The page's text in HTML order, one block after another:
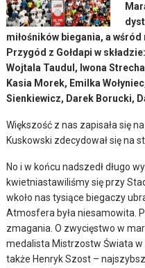
miłośników biegania, a
Przygód z Gołdapi w składzie:
Wojtala Taudul, Iwona
Kasia Morek, Emilka
Sienkiewicz, Darek Borucki,
Większość z nas zapisała się
Kuskowski zdecydował się na
No i w końcu nadszedł długo
kwietniastawiliśmy się przy
wkoło nas tysiące biegaczy
Atmosfera była niesamowita.
zmagania. O zwycięstwo w
medalista Mistrzostw Świata w
także Henryk Szost –